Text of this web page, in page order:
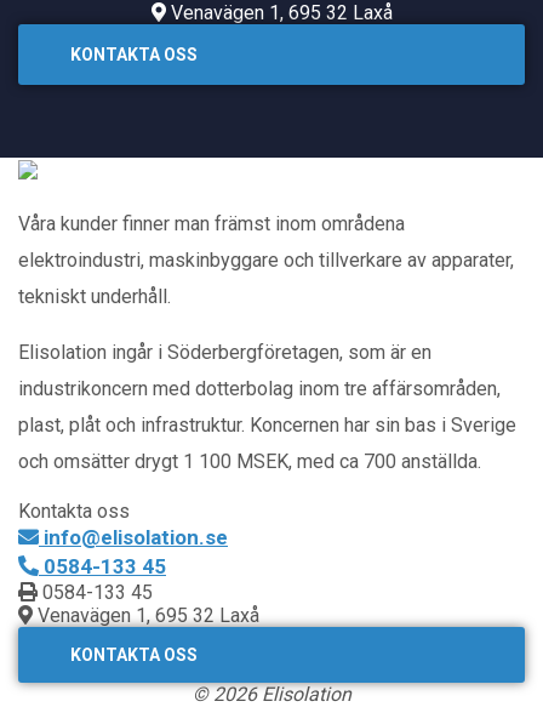
Venavägen 1, 695 32 Laxå
KONTAKTA OSS
Våra kunder finner man främst inom områdena
elektroindustri, maskinbyggare och tillverkare av apparater,
tekniskt underhåll.
Elisolation ingår i Söderbergföretagen, som är en
industrikoncern med dotterbolag inom tre affärsområden,
plast, plåt och infrastruktur. Koncernen har sin bas i Sverige
och omsätter drygt 1 100 MSEK, med ca 700 anställda.
Kontakta oss
info@elisolation.se
0584-133 45
0584-133 45
Venavägen 1, 695 32 Laxå
KONTAKTA OSS
© 2026 Elisolation